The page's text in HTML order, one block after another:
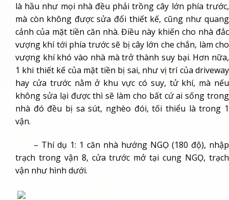
là hầu như mọi nhà đều phải trồng cây lớn phía trước,
mà còn không được sửa đổi thiết kế, cũng như quang
cảnh của mặt tiền căn nhà. Điều này khiến cho nhà đắc
vượng khí tới phía trước sẽ bị cây lớn che chắn, làm cho
vượng khí khó vào nhà mà trở thành suy bại. Hơn nữa,
1 khi thiết kế của mặt tiền bị sai, như vị trí của driveway
hay cửa trước nằm ở khu vực có suy, tử khí, mà nếu
không sửa lại được thì sẽ làm cho bất cứ ai sống trong
nhà đó đều bị sa sút, nghèo đói, tối thiểu là trong 1
vận.
– Thí dụ 1: 1 căn nhà hướng NGỌ (180 độ), nhập
trạch trong vận 8, cửa trước mở tại cung NGỌ, trạch
vận như hình dưới.